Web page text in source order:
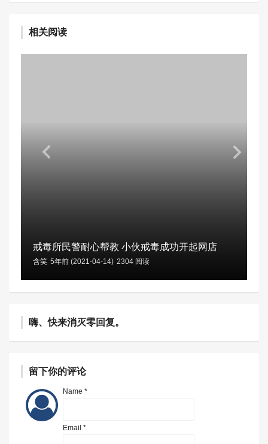
相关阅读
戒毒所民警耐心帮教 小伙戒毒成功开起网店
含笑 5年前 (2021-04-14) 2304 阅读
嗨、快来消灭零回复。
留下你的评论
Name *
Email *